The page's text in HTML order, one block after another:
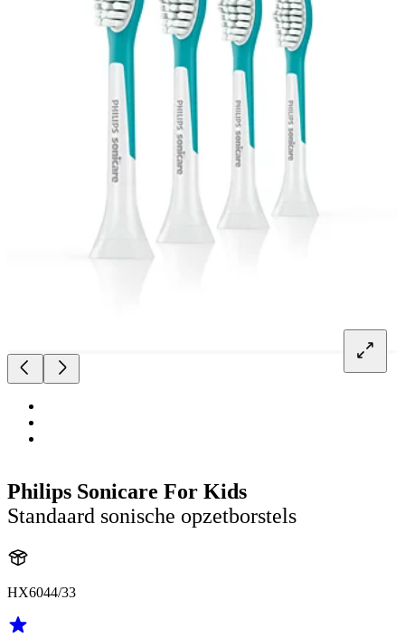
Philips Sonicare For Kids
Standaard sonische opzetborstels
HX6044/33